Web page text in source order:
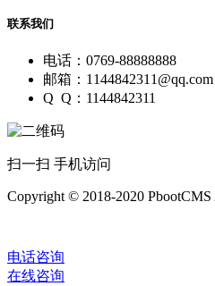
联系我们
电话：0769-88888888
邮箱：1144842311@qq.com
Q Q：1144842311
扫一扫 手机访问
Copyright © 2018-2020 PbootCMS
电话咨询
在线咨询